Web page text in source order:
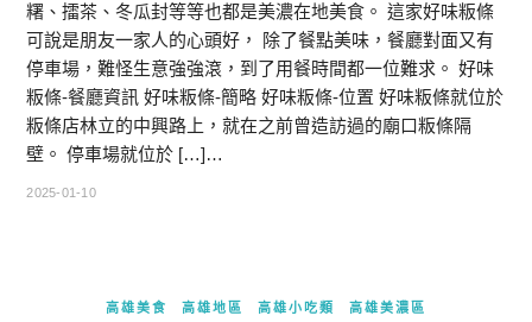
糬、擂茶、冬瓜封等等也都是美濃在地美食。 這家好味粄條
可說是朋友一家人的心頭好， 除了餐點美味，餐廳對面又有
停車場，難怪生意強強滾，到了用餐時間都一位難求。 好味
粄條-餐廳資訊 好味粄條-簡略 好味粄條-位置 好味粄條就位於
粄條店林立的中興路上，就在之前曾造訪過的廟口粄條隔
壁。 停車場就位於 […]…
2025-01-10
高雄美食 高雄地區 高雄小吃類 高雄美濃區